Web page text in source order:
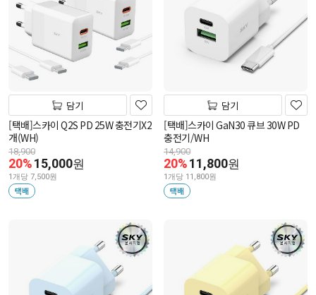
담기
[택배]스카이 Q2S PD 25W 충전기X2
개(WH)
18,900
20%15,000원
1개당 7,500원
택배
담기
[택배]스카이 GaN30 큐브 30W PD
충전기/WH
14,900
20%11,800원
1개당 11,800원
택배